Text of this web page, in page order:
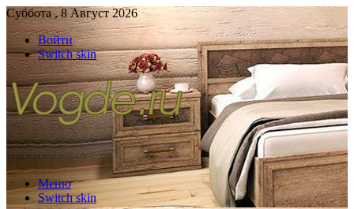
Суббота , 8 Август 2026
Войти
Switch skin
Меню
Switch skin